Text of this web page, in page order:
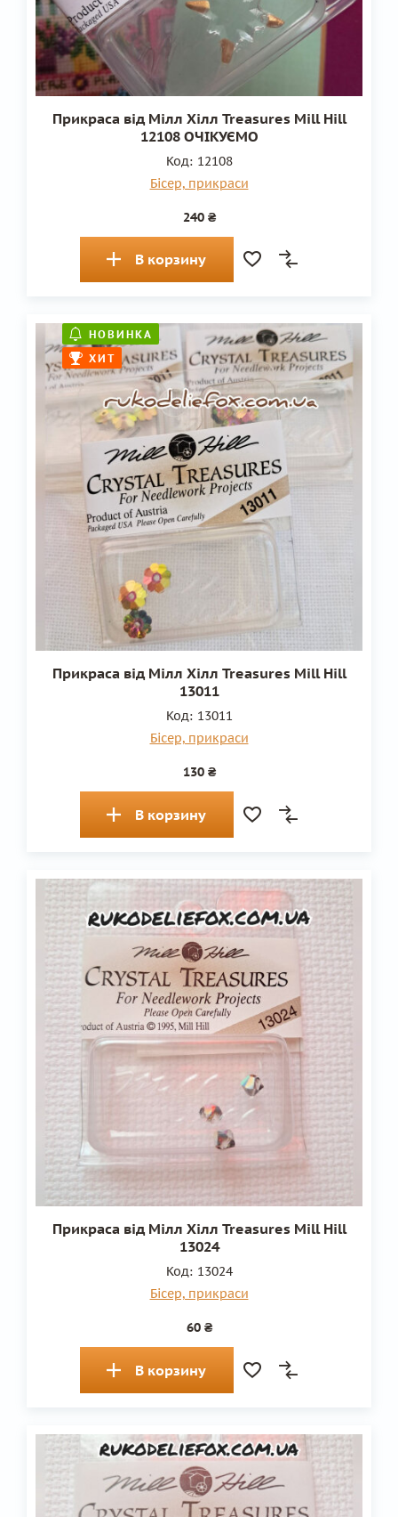
Прикраса від Мілл Хілл Treasures Mill Hill
12108 ОЧІКУЄМО
Код: 12108
Бісер, прикраси
240 ₴
В корзину
НОВИНКА
ХИТ
Прикраса від Мілл Хілл Treasures Mill Hill
13011
Код: 13011
Бісер, прикраси
130 ₴
В корзину
Прикраса від Мілл Хілл Treasures Mill Hill
13024
Код: 13024
Бісер, прикраси
60 ₴
В корзину